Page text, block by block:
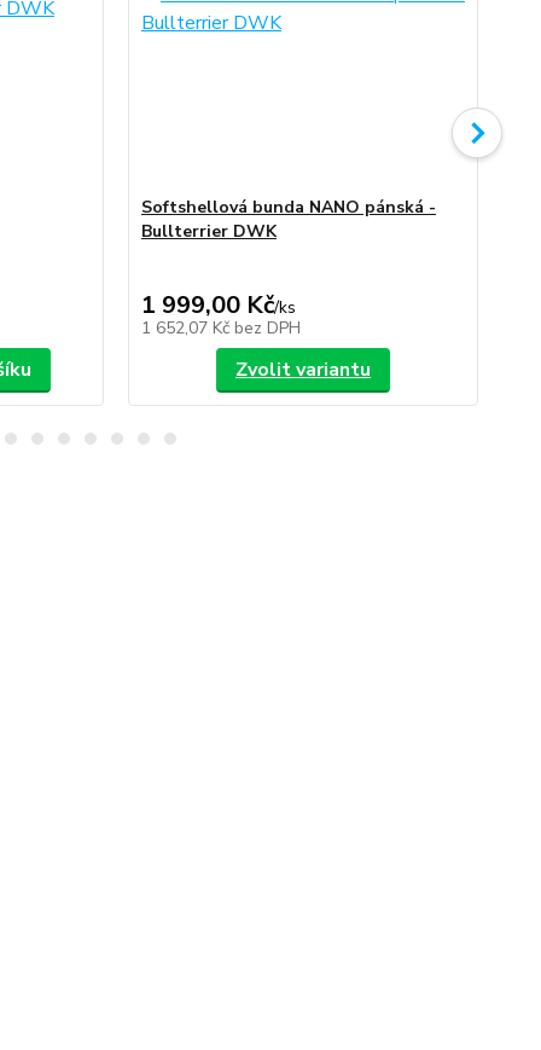
Softshellová bunda NANO pánská -
Bullterrier DWK
1 999,00 Kč/ks
1 652,07 Kč bez DPH
Zvolit variantu